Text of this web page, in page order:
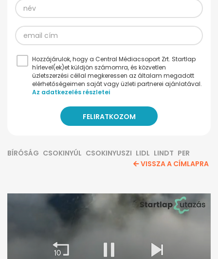
Hozzájárulok, hogy a Central Médiacsoport Zrt. Startlap
hírlevel(ek)et küldjön számomra, és közvetlen
üzletszerzési céllal megkeressen az általam megadott
elérhetőségeimen saját vagy üzleti partnerei ajánlatával.
Az adatkezelés részletei
BÍRÓSÁG CSOKINYÚL CSOKINYUSZI LIDL LINDT PER
VISSZA A CÍMLAPRA